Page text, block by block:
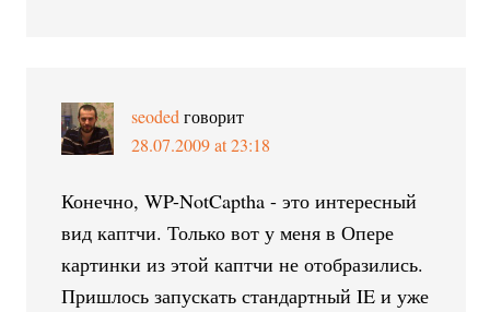
seoded говорит
28.07.2009 at 23:18
Конечно, WP-NotCaptha - это интересный
вид каптчи. Только вот у меня в Опере
картинки из этой каптчи не отобразились.
Пришлось запускать стандартный IE и уже